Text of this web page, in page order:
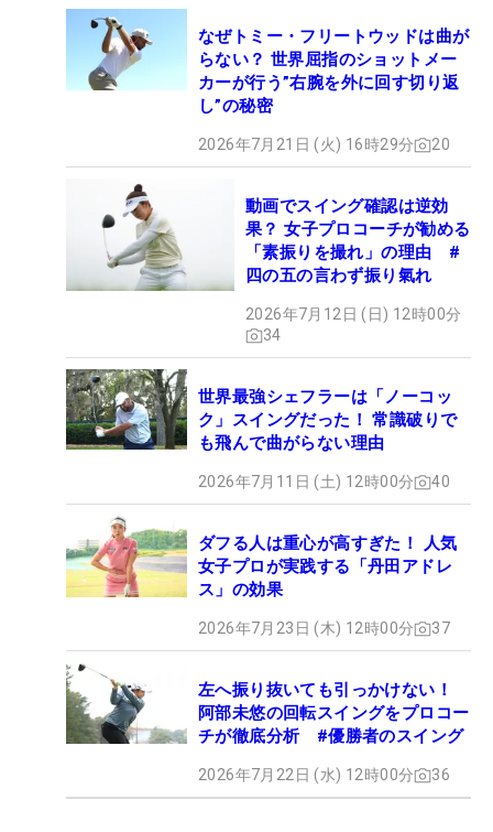
なぜトミー・フリートウッドは曲が
らない？ 世界屈指のショットメー
カーが行う”右腕を外に回す切り返
し”の秘密
2026年7月21日 (火) 16時29分 20
動画でスイング確認は逆効
果？ 女子プロコーチが勧める
「素振りを撮れ」の理由 #
四の五の言わず振り氣れ
2026年7月12日 (日) 12時00分
34
世界最強シェフラーは「ノーコッ
ク」スイングだった！ 常識破りで
も飛んで曲がらない理由
2026年7月11日 (土) 12時00分 40
ダフる人は重心が高すぎた！ 人気
女子プロが実践する「丹田アドレ
ス」の効果
2026年7月23日 (木) 12時00分 37
左へ振り抜いても引っかけない！
阿部未悠の回転スイングをプロコー
チが徹底分析 #優勝者のスイング
2026年7月22日 (水) 12時00分 36